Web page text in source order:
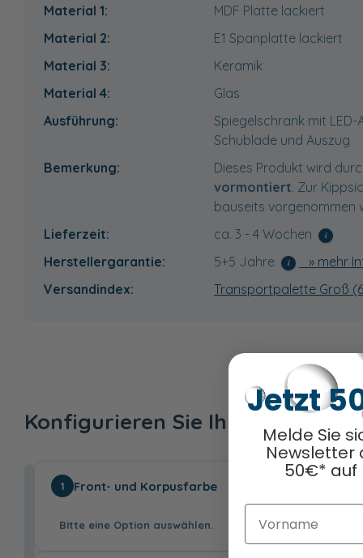
Material 1:
MDF Platte lackiert
Material 2:
E1 Spanplatte lackiert
Material 3:
Keramik
Material 4:
Glas
Ausführung:
Spiegelschrank mit
Schublade und Auszug
Bemerkung:
Dieses Produkt wird
vormontiert. Zur
bauseits vorgenommen
Lieferzeit:
ca. 3 - 4 Wochen i
Herstellergarantie: 5+5 Jahre i
» mehr
Versandindex:
Transportpalette Groß
Konfigurieren Sie Ihr
1 Front- und Korpusfarbe
Bitte eine Option auswählen.
Jetzt
Melde Sie
Newsletter
50€* auf
Vorname